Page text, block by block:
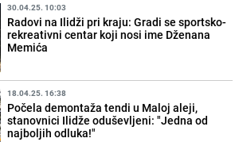
30.04.25. 10:03
Radovi na Ilidži pri kraju: Gradi se sportsko-
rekreativni centar koji nosi ime Dženana
Memića
18.04.25. 16:38
Počela demontaža tendi u Maloj aleji,
stanovnici Ilidže oduševljeni: "Jedna od
najboljih odluka!"